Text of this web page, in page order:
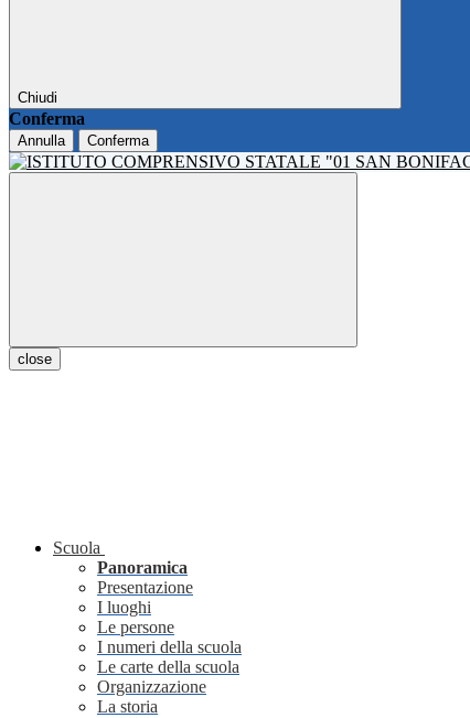
Chiudi
Conferma
Annulla Conferma
close
Scuola
Panoramica
Presentazione
I luoghi
Le persone
I numeri della scuola
Le carte della scuola
Organizzazione
La storia